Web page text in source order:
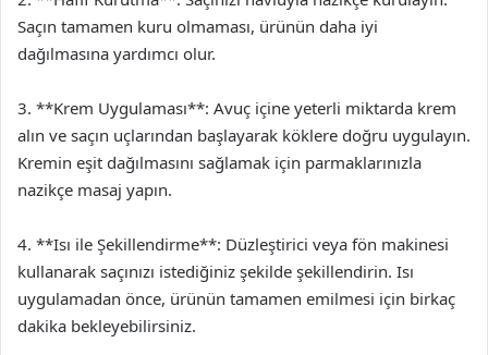
Saçın tamamen kuru olmaması, ürünün daha iyi
dağılmasına yardımcı olur.
3. **Krem Uygulaması**: Avuç içine yeterli miktarda krem
alın ve saçın uçlarından başlayarak köklere doğru uygulayın.
Kremin eşit dağılmasını sağlamak için parmaklarınızla
nazikçe masaj yapın.
4. **Isı ile Şekillendirme**: Düzleştirici veya fön makinesi
kullanarak saçınızı istediğiniz şekilde şekillendirin. Isı
uygulamadan önce, ürünün tamamen emilmesi için birkaç
dakika bekleyebilirsiniz.